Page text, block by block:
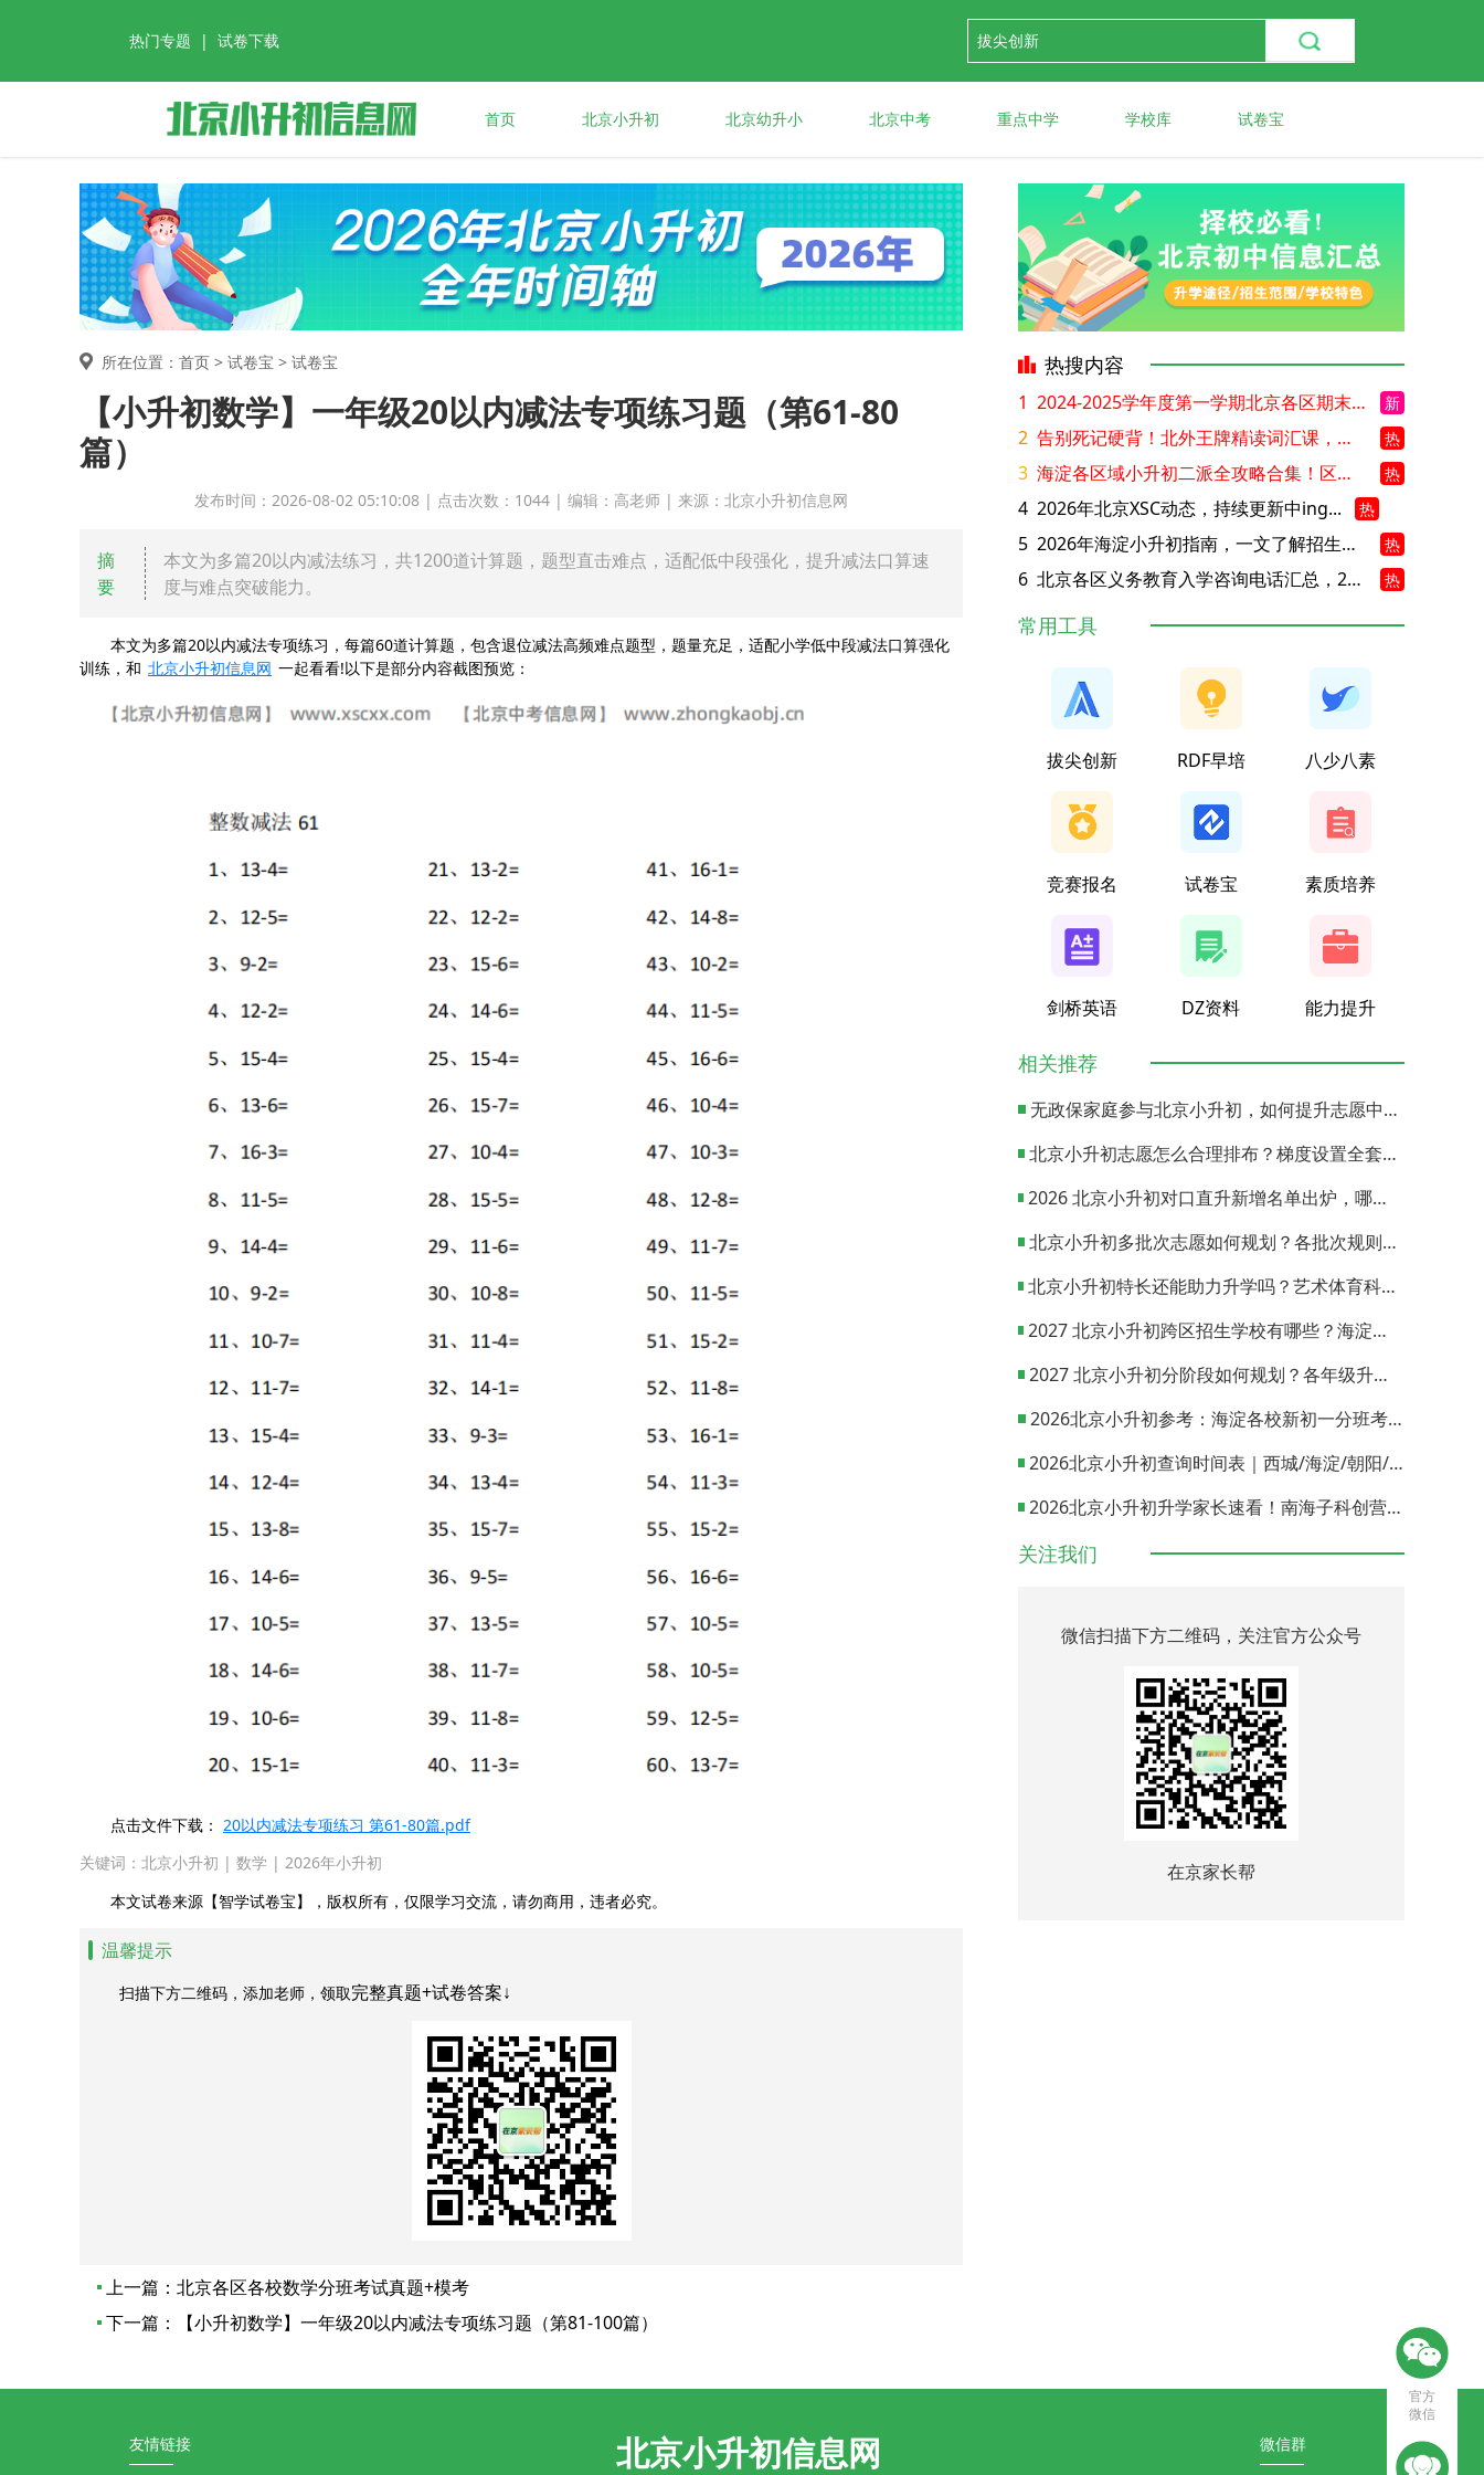
热门专题 | 试卷下载
首页 北京小升初 北京幼升小 北京中考 重点中学 学校库 试卷宝
所在位置：首页 > 试卷宝 > 试卷宝
【小升初数学】一年级20以内减法专项练习题（第61-80
篇）
发布时间：2026-08-02 05:10:08 | 点击次数：1044 | 编辑：高老师 | 来源：北京小升初信息网
摘
要
本文为多篇20以内减法练习，共1200道计算题，题型直击难点，适配低中段强化，提升减法口算速
度与难点突破能力。
本文为多篇20以内减法专项练习，每篇60道计算题，包含退位减法高频难点题型，题量充足，适配小学低中段减法口算强化
训练，和 北京小升初信息网 一起看看!以下是部分内容截图预览：
点击文件下载： 20以内减法专项练习 第61-80篇.pdf
关键词： 北京小升初 | 数学 | 2026年小升初
本文试卷来源【智学试卷宝】，版权所有，仅限学习交流，请勿商用，违者必究。
温馨提示
扫描下方二维码，添加老师，领取完整真题+试卷答案↓
上一篇： 北京各区各校数学分班考试真题+模考
下一篇：
【小升初数学】一年级20以内减法专项练习题（第81-100篇）
热搜内容
1 2024-2025学年度第一学期北京各区期末考试真题试卷汇总 新
2 告别死记硬背！北外王牌精读词汇课，帮孩子突破英语词汇难关 热
3 海淀各区域小升初二派全攻略合集！区域一至五志愿填报、升学策略详解 热
4 2026年北京XSC动态，持续更新中ing... 热
5 2026年海淀小升初指南，一文了解招生政策要点 热
6 北京各区义务教育入学咨询电话汇总，25年小升初家长提前收藏 热
常用工具
拔尖创新 RDF早培 八少八素
竞赛报名 试卷宝 素质培养
剑桥英语 DZ资料 能力提升
相关推荐
无政保家庭参与北京小升初，如何提升志愿中签概率？
北京小升初志愿怎么合理排布？梯度设置全套策略与填报避坑指南
2026 北京小升初对口直升新增名单出炉，哪些小学可以直升优质初中？
北京小升初多批次志愿如何规划？各批次规则与填报实操指南
北京小升初特长还能助力升学吗？艺术体育科技特长机会与误区全面解析
2027 北京小升初跨区招生学校有哪些？海淀西城东城全市招生校完整汇总
2027 北京小升初分阶段如何规划？各年级升学节点与升学通道全梳理
2026北京小升初参考：海淀各校新初一分班考试日期汇总
2026北京小升初查询时间表｜西城/海淀/朝阳/东城/丰台一键对照
2026北京小升初升学家长速看！南海子科创营报名通道正式开启
关注我们
微信扫描下方二维码，关注官方公众号
在京家长帮
友情链接 北京小升初信息网 微信群
官方
微信